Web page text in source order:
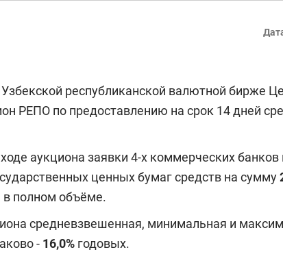
Узбекской республиканской валютной бирже
РЕПО по предоставлению на срок 14 дней
аукциона заявки 4-х коммерческих
ценных бумаг средств на сумму
полном объёме.
средневзвешенная, минимальная и
- 16,0% годовых.